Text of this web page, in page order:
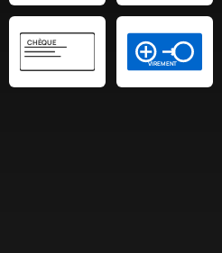
CHÈQUE
VIREMENT